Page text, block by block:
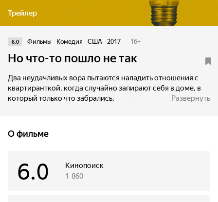
Трейлер
6.0 Фильмы Комедия США 2017 16+
Но что-то пошло не так
Два неудачливых вора пытаются наладить отношения с
квартиранткой, когда случайно запирают себя в доме, в
который только что забрались.
Развернуть
О фильме
Кинопоиск
6.0 1 860